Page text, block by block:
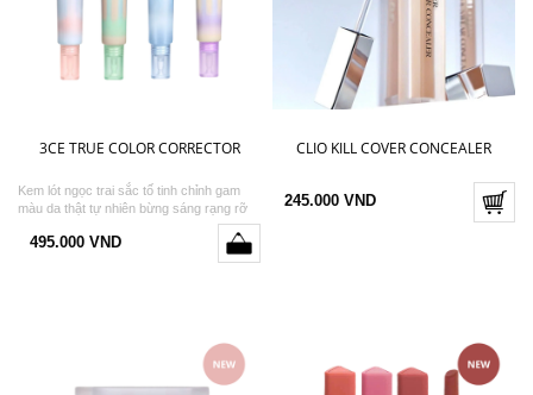
3CE TRUE COLOR CORRECTOR
Kem lót ngọc trai sắc tố tinh chỉnh gam
màu da thật tự nhiên bừng sáng rạng rỡ
495.000 VND
CLIO KILL COVER CONCEALER
245.000 VND